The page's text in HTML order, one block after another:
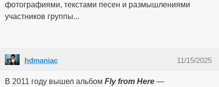
фотографиями, текстами песен и размышлениями
участников группы...
11/15/2025
hdmaniac
В 2011 году вышел альбом Fly from Here —